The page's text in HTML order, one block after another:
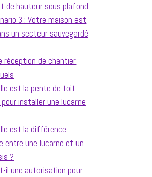
de hauteur sous plafond
3 : Votre maison est
un secteur sauvegardé
réception de chantier
est la pente de toit
installer une lucarne
est la différence
entre une lucarne et un
?
il une autorisation pour